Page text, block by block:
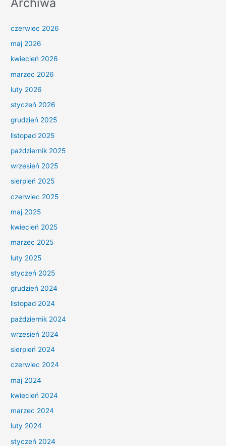
czerwiec 2026
maj 2026
kwiecień 2026
marzec 2026
luty 2026
styczeń 2026
grudzień 2025
listopad 2025
październik 2025
wrzesień 2025
sierpień 2025
czerwiec 2025
maj 2025
kwiecień 2025
marzec 2025
luty 2025
styczeń 2025
grudzień 2024
listopad 2024
październik 2024
wrzesień 2024
sierpień 2024
czerwiec 2024
maj 2024
kwiecień 2024
marzec 2024
luty 2024
styczeń 2024